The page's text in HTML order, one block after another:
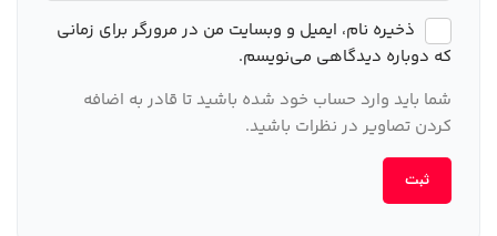
ذخیره نام، ایمیل و وبسایت من در مرورگر برای زمانی
که دوباره دیدگاهی می‌نویسم.
شما باید وارد حساب خود شده باشید تا قادر به اضافه
کردن تصاویر در نظرات باشید.